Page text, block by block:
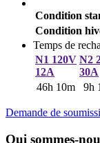
Condition
Condition
Temps de
N1 120V
12A
N2
30A
46h 10m
9h
Demande de
Qui sommes-